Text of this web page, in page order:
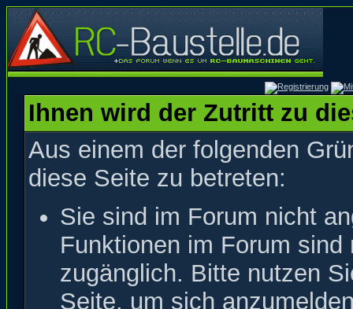
Ihnen wird der Zutritt zu
Aus einem der folgenden
diese Seite zu betreten:
Sie sind im Forum nicht
Funktionen im Forum
zugänglich. Bitte nutzen
Seite, um sich